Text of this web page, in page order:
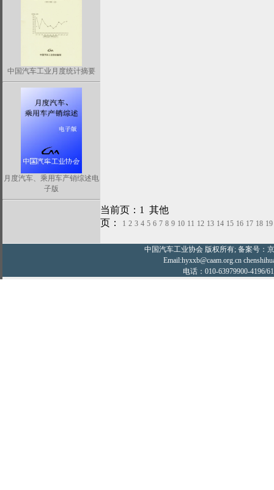
中国汽车工业月度统计摘要
月度汽车、乘用车产销综述电
子版
当前页：1 其他
页：
1 2 3 4 5 6 7 8 9 10 11 12 13 14 15 16 17 18 19
中国汽车工业协会 版权所有; 备案号：
Email:hyxxb@caam.org.cn
电话：010-63979900-4196/